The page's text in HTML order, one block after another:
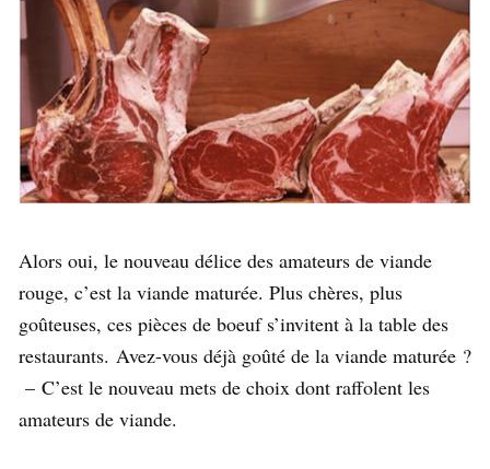
Alors oui, le nouveau délice des amateurs de viande
rouge, c’est la viande maturée. Plus chères, plus
goûteuses, ces pièces de boeuf s’invitent à la table des
restaurants. Avez-vous déjà goûté de la viande maturée ?
– C’est le nouveau mets de choix dont raffolent les
amateurs de viande.